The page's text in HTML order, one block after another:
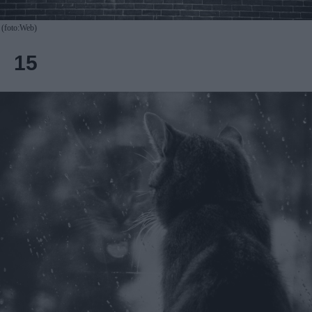
(foto:Web)
15